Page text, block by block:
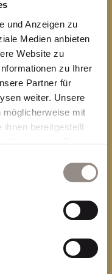
und Anzeigen zu
Medien anbieten
Website zu
zu Ihrer
Partner für
weiter. Unsere
möglicherweise mit
ihnen bereitgestellt
Nutzung der Dienste
Richtung
Werte
Charakter